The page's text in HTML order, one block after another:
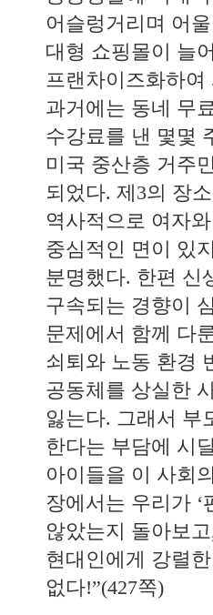
어슬렁거리며 어
대형 쇼핑몰이 늘
프랜차이즈화하
과거에는 동네 무
수강료를 낸 몇몇
미국 중산층 거주
되었다. 제3의 장
역사적으로 여자
중심적인 면이 있
분명했다. 한편 신
구속되는 경향이
문제에서 함께 다
쇠퇴와 노동 환경
공동체를 상실한
잃는다. 그래서 부
한다는 부담에 시
아이들을 이 사회
장에서는 우리가 ‘
않았는지 돌아보고
현대인에게 강렬
없다!”(427쪽)